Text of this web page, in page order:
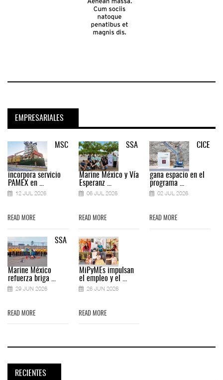
EMPRESARIALES
MSC
incorpora servicio
PAMEX en ...
12 JUL 2026
READ MORE
SSA
Marine México
refuerza briga ...
29 JUN 2026
READ MORE
SSA
Marine México y Vía
Esperanz ...
06 JUL 2026
READ MORE
MiPyMEs impulsan
el empleo y el ...
26 JUN 2026
READ MORE
CICE
gana espacio en el
programa ...
02 JUL 2026
READ MORE
RECIENTES